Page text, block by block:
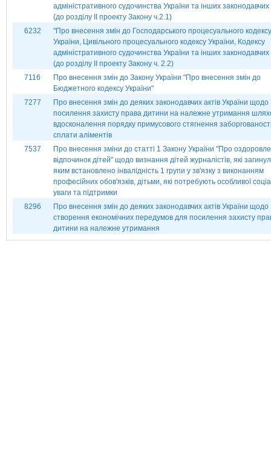
адміністративного судочинства України та інших законодавчих
(до розділу ІІ проекту Закону ч.2.1)
6232
"Про внесення змін до Господарського процесуального кодексу
України, Цивільного процесуального кодексу України, Кодексу
адміністративного судочинства України та інших законодавчих
(до розділу ІІ проекту Закону ч. 2.2)
7116
Про внесення змін до Закону України "Про внесення змін до
Бюджетного кодексу України"
7277
Про внесення змін до деяких законодавчих актів України щодо
посилення захисту права дитини на належне утримання
вдосконалення порядку примусового стягнення
сплати аліментів
7537
Про внесення зміни до статті 1 Закону України "Про
відпочинок дітей" щодо визнання дітей журналістів, які
яким встановлено інвалідність 1 групи у зв'язку з виконанням
професійних обов'язків, дітьми, які потребують особливої
уваги та підтримки
8296
Про внесення змін до деяких законодавчих актів України щодо
створення економічних передумов для посилення захисту
дитини на належне утримання